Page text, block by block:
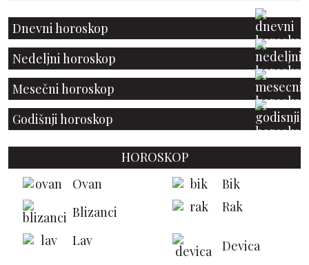
Dnevni horoskop
Nedeljni horoskop
Mesečni horoskop
Godišnji horoskop
HOROSKOP
Ovan
Bik
Blizanci
Rak
Lav
Devica